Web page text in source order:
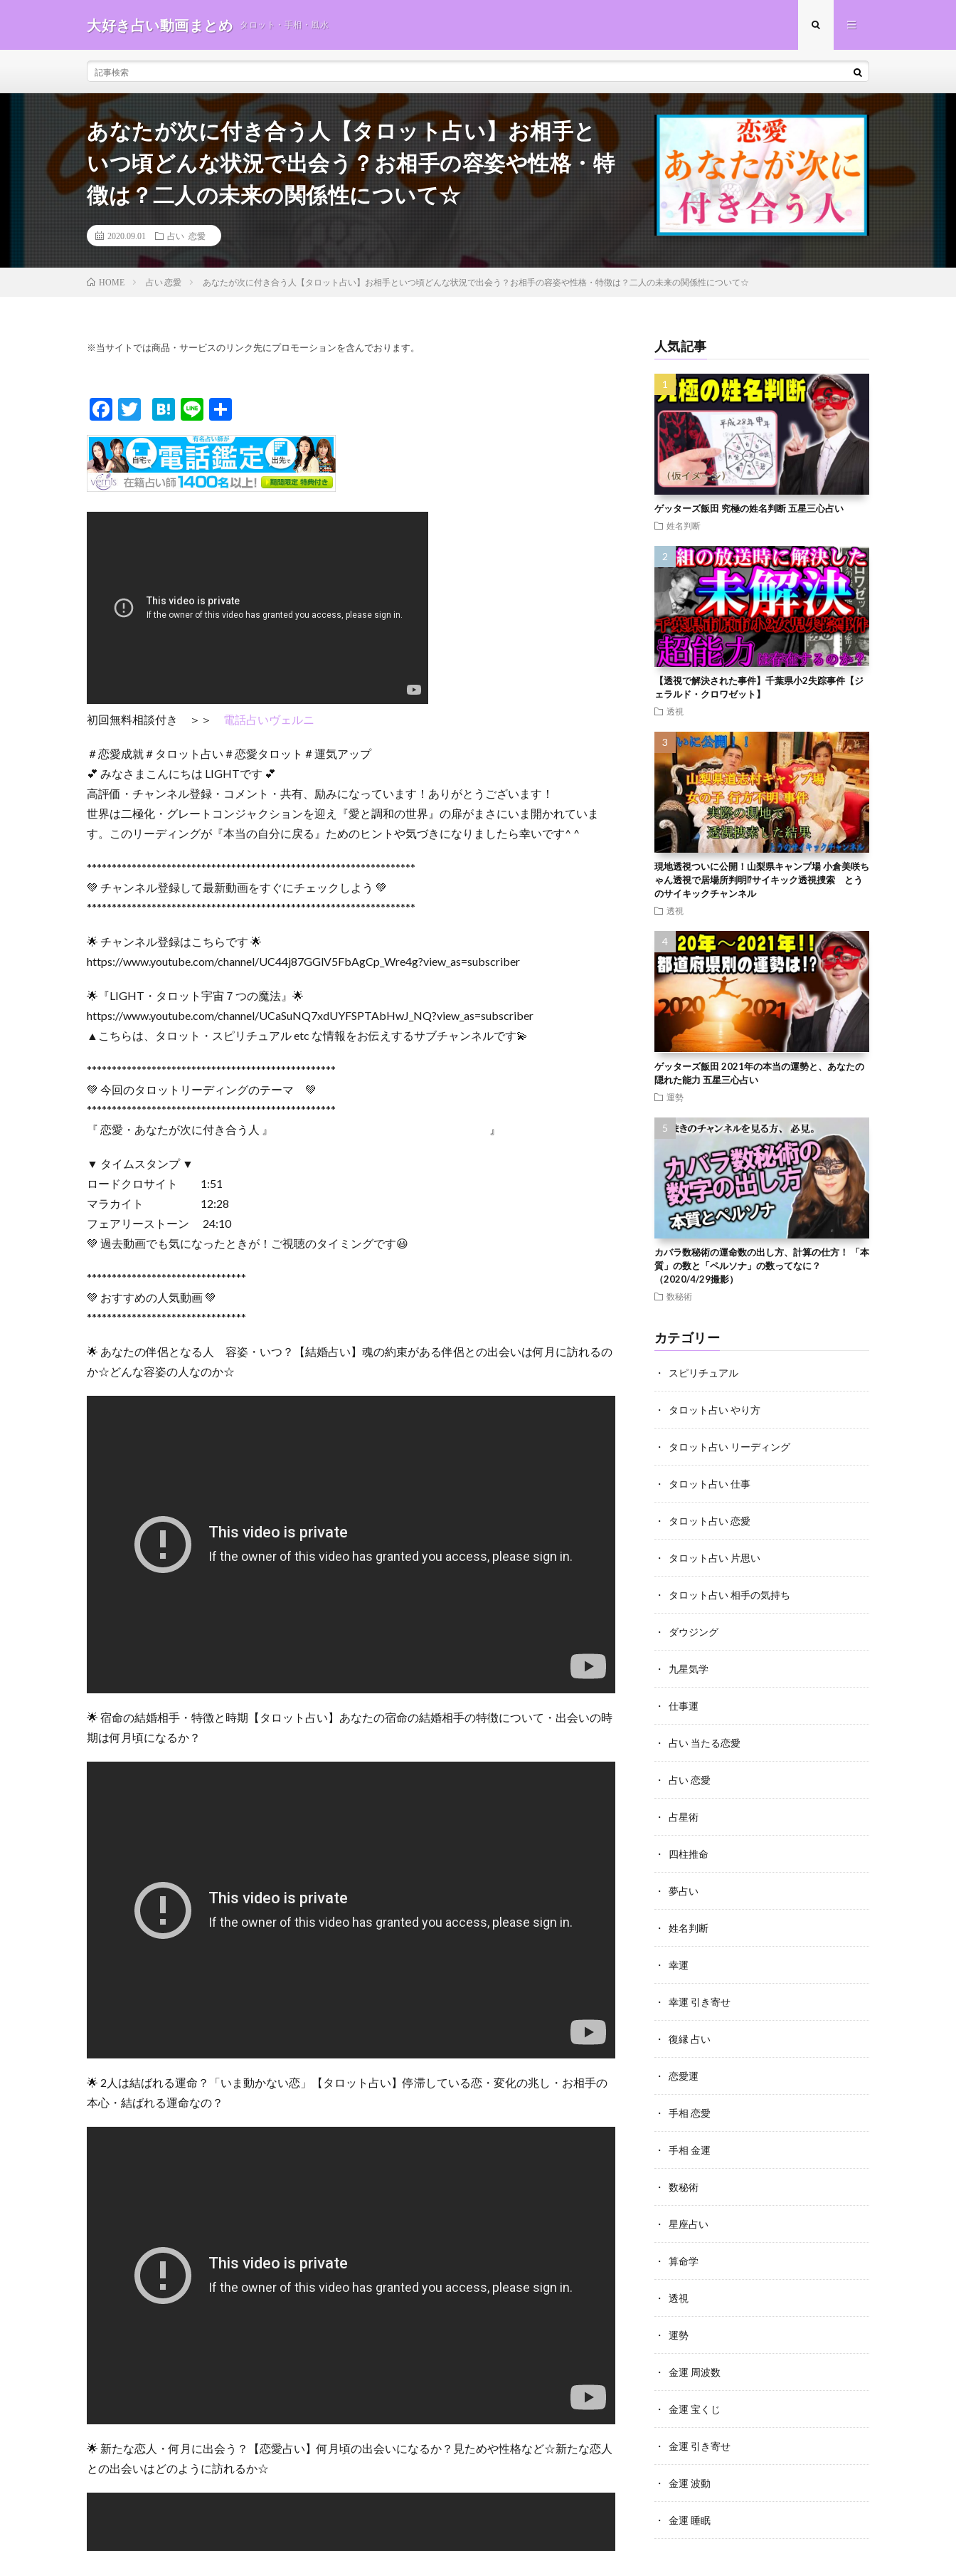
大好き占い動画まとめ タロット・手相・風水
あなたが次に付き合う人【タロット占い】お相手と
いつ頃どんな状況で出会う？お相手の容姿や性格・特
徴は？二人の未来の関係性について☆
2020.09.01 占い 恋愛
HOME 占い 恋愛 あなたが次に付き合う人【タロット占い】お相手といつ頃どんな状況で出会う？お相手の容姿や性格・特徴は？二人の未来の関係性について☆
※当サイトでは商品・サービスのリンク先にプロモーションを含んでおります。
F
ac
e
b
o
T
w
itt
er
H
at
e
n
a
Li
n
e
有
初回無料相談付き ＞＞ 電話占いヴェルニ
＃恋愛成就＃タロット占い＃恋愛タロット＃運気アップ
💕 みなさまこんにちは LIGHTです 💕
高評価・チャンネル登録・コメント・共有、励みになっています！ありがとうございます！
世界は二極化・グレートコンジャクションを迎え『愛と調和の世界』の扉がまさにいま開かれていま
す。このリーディングが『本当の自分に戻る』ためのヒントや気づきになりましたら幸いです^ ^
******************************************************************
💚 チャンネル登録して最新動画をすぐにチェックしよう 💚
******************************************************************
🌟 チャンネル登録はこちらです 🌟
https://www.youtube.com/channel/UC44j87GGlV5FbAgCp_Wre4g?view_as=subscriber
🌟『LIGHT・タロット宇宙７つの魔法』🌟
https://www.youtube.com/channel/UCaSuNQ7xdUYFSPTAbHwJ_NQ?view_as=subscriber
▲こちらは、タロット・スピリチュアル etc な情報をお伝えするサブチャンネルです💫
**************************************************
💚 今回のタロットリーディングのテーマ 💚
**************************************************
『 恋愛・あなたが次に付き合う人 』 』
▼ タイムスタンプ ▼
ロードクロサイト 1:51
マラカイト 12:28
フェアリーストーン 24:10
💚 過去動画でも気になったときが！ご視聴のタイミングです😃
********************************
💚 おすすめの人気動画 💚
********************************
🌟 あなたの伴侶となる人 容姿・いつ？【結婚占い】魂の約束がある伴侶との出会いは何月に訪れるの
か☆どんな容姿の人なのか☆
🌟 宿命の結婚相手・特徴と時期【タロット占い】あなたの宿命の結婚相手の特徴について・出会いの時
期は何月頃になるか？
🌟 2人は結ばれる運命？「いま動かない恋」【タロット占い】停滞している恋・変化の兆し・お相手の
本心・結ばれる運命なの？
🌟 新たな恋人・何月に出会う？【恋愛占い】何月頃の出会いになるか？見ためや性格など☆新たな恋人
との出会いはどのように訪れるか☆
人気記事
ゲッターズ飯田 究極の姓名判断 五星三心占い
姓名判断
【透視で解決された事件】千葉県小2失踪事件【ジ
ェラルド・クロワゼット】
透視
現地透視ついに公開！山梨県キャンプ場 小倉美咲ち
ゃん透視で居場所判明⁉︎サイキック透視捜索 とう
のサイキックチャンネル
透視
ゲッターズ飯田 2021年の本当の運勢と、あなたの
隠れた能力 五星三心占い
運勢
カバラ数秘術の運命数の出し方、計算の仕方！ 「本
質」の数と「ペルソナ」の数ってなに？
（2020/4/29撮影）
数秘術
カテゴリー
スピリチュアル
タロット占い やり方
タロット占い リーディング
タロット占い 仕事
タロット占い 恋愛
タロット占い 片思い
タロット占い 相手の気持ち
ダウジング
九星気学
仕事運
占い 当たる恋愛
占い 恋愛
占星術
四柱推命
夢占い
姓名判断
幸運
幸運 引き寄せ
復縁 占い
恋愛運
手相 恋愛
手相 金運
数秘術
星座占い
算命学
透視
運勢
金運 周波数
金運 宝くじ
金運 引き寄せ
金運 波動
金運 睡眠